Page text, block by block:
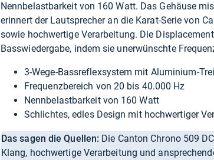
Nennbelastbarkeit von 160 Watt. Das Gehäuse
erinnert der Lautsprecher an die Karat-Serie von
sowie hochwertige Verarbeitung. Die
Basswiedergabe, indem sie unerwünschte
3-Wege-Bassreflexsystem mit Aluminium-
Frequenzbereich von 20 bis 40.000 Hz
Nennbelastbarkeit von 160 Watt
Schlichtes, edles Design mit hochwertiger
Das sagen die Quellen: Die Canton Chrono 509
Klang, hochwertige Verarbeitung und